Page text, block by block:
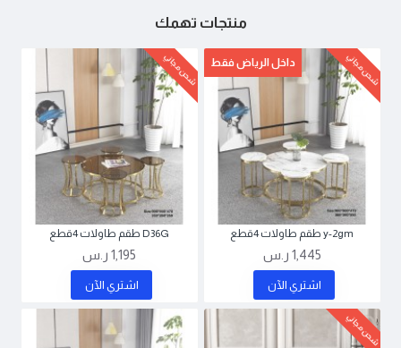
منتجات تهمك
شحن مجاني داخل الرياض فقط
y-2gm طقم طاولات 4قطع
1,445 ر.س
اشتري اﻵن
شحن مجاني
D36G طقم طاولات 4قطع
1,195 ر.س
اشتري اﻵن
شحن مجاني